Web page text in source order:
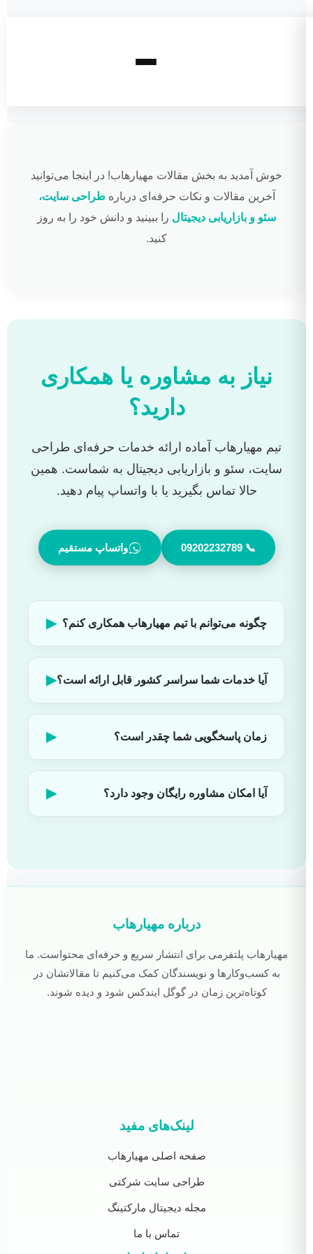
خوش آمدید به بخش مقالات مهیارهاب! در اینجا می‌توانید
آخرین مقالات و نکات حرفه‌ای دربارهطراحی سایت،
سئو و بازاریابی دیجیتال را ببینید و دانش خود را به روز
کنید.
نیاز به مشاوره یا همکاری
دارید؟
تیم مهیارهاب آماده ارائه خدمات حرفه‌ای طراحی
سایت، سئو و بازاریابی دیجیتال به شماست. همین
حالا تماس بگیرید یا با واتساپ پیام دهید.
📞 09202232789 واتساپ مستقیم
چگونه می‌توانم با تیم مهیارهاب همکاری کنم؟ ▶
آیا خدمات شما سراسر کشور قابل ارائه است؟▶
زمان پاسخگویی شما چقدر است؟ ▶
آیا امکان مشاوره رایگان وجود دارد؟ ▶
درباره مهیارهاب
مهیارهاب پلتفرمی برای انتشار سریع و حرفه‌ای محتواست. ما
به کسب‌وکارها و نویسندگان کمک می‌کنیم تا مقالاتشان در
کوتاه‌ترین زمان در گوگل ایندکس شود و دیده شوند.
لینک‌های مفید
صفحه اصلی مهیارهاب
طراحی سایت شرکتی
مجله دیجیتال مارکتینگ
تماس با ما